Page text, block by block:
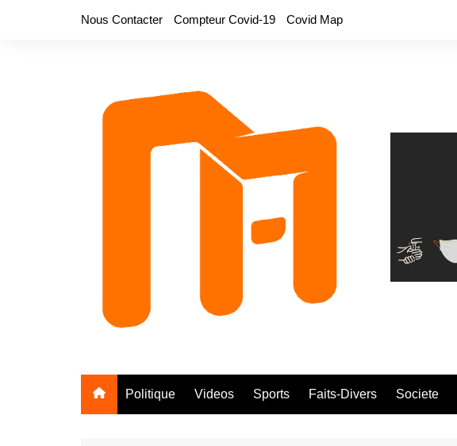
Nous Contacter Compteur Covid-19 Covid Map
Politique Videos Sports Faits-Divers Societe